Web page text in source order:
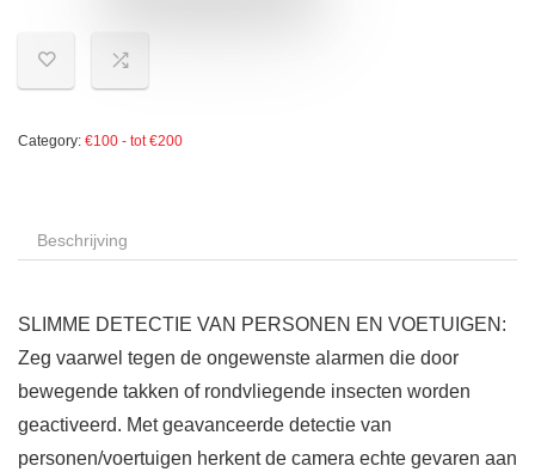
Category: €100 - tot €200
Beschrijving
SLIMME DETECTIE VAN PERSONEN EN VOETUIGEN:
Zeg vaarwel tegen de ongewenste alarmen die door
bewegende takken of rondvliegende insecten worden
geactiveerd. Met geavanceerde detectie van
personen/voertuigen herkent de camera echte gevaren aan